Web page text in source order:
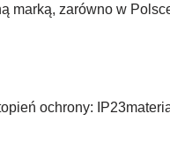
zarówno w
ochrony: